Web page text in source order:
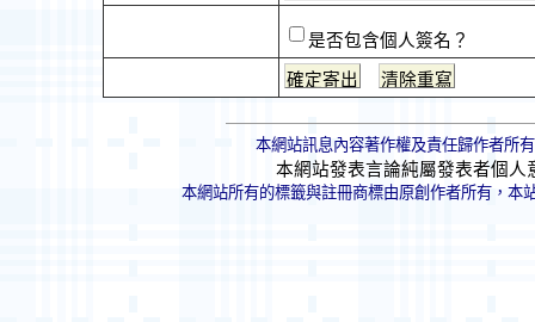
是否包含個人簽名？
本網站訊息內容著作權及責任歸作者所
本網站發表言論純屬發表者個人
本網站所有的標籤與註冊商標由原創作者所有，本